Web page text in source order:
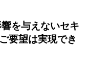
を与えないセキ
要望は実現でき